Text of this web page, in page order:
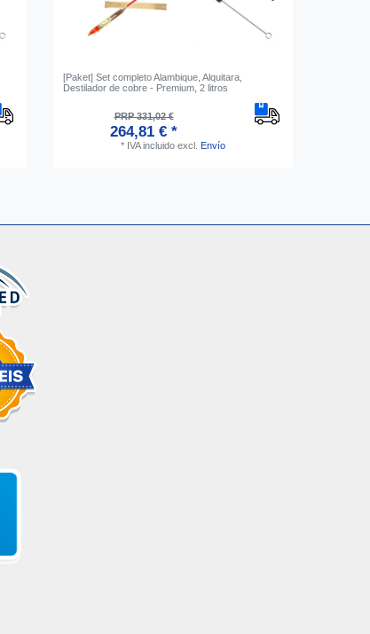
[Paket] Set completo Alambique, Alquitara,
Destilador de cobre - Premium, 2 litros
PRP 331,02 €
264,81 € *
* IVA incluido excl. Envío